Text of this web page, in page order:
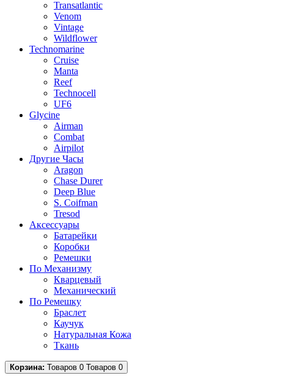
Transatlantic
Venom
Vintage
Wildflower
Technomarine
Cruise
Manta
Reef
Technocell
UF6
Glycine
Airman
Combat
Airpilot
Другие Часы
Aragon
Chase Durer
Deep Blue
S. Coifman
Tresod
Аксессуары
Батарейки
Коробки
Ремешки
По Механизму
Кварцевый
Механический
По Ремешку
Браслет
Каучук
Натуральная Кожа
Ткань
Корзина: Товаров 0 Товаров 0